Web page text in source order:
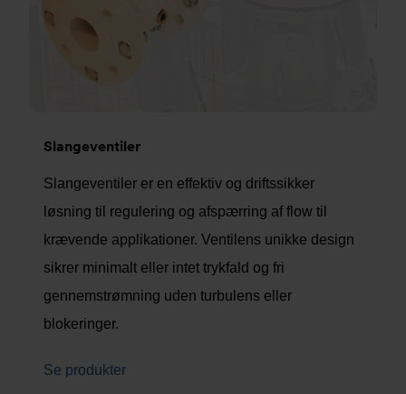
Slangeventiler
Slangeventiler er en effektiv og driftssikker
løsning til regulering og afspærring af flow til
krævende applikationer. Ventilens unikke design
sikrer minimalt eller intet trykfald og fri
gennemstrømning uden turbulens eller
blokeringer.
Se produkter